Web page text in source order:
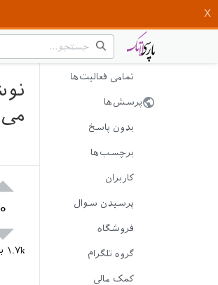
تمامی فعالیت‌ها
پرسش‌ها
بدون پاسخ
برچسب‌ها
کاربران
پرسیدن سوال
فروشگاه
گروه تلگرام
کمک مالی
۰
۱.۷k